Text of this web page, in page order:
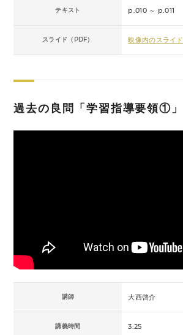
テキスト p.010 ～ p.011
スライド（PDF） 映像内のスライド
過去の良問「学習指導要領①」
講師 大西啓介
講義時間 3:25